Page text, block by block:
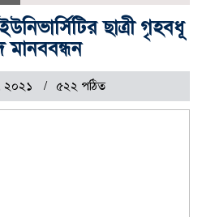
ছাত্রী গৃহবধূ
মানববন্ধন
২০২১ ৫২২ পঠিত